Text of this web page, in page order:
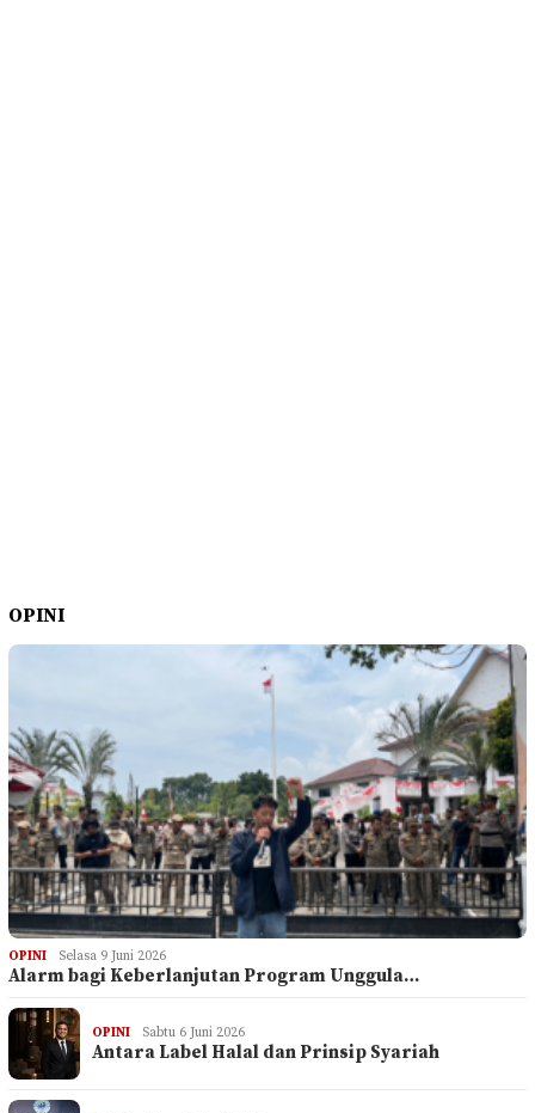
OPINI
OPINI Selasa 9 Juni 2026
Alarm bagi Keberlanjutan Program Unggula…
OPINI Sabtu 6 Juni 2026
Antara Label Halal dan Prinsip Syariah